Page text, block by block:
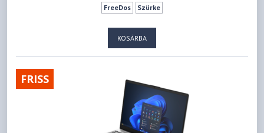
FreeDos
Szürke
KOSÁRBA
FRISS